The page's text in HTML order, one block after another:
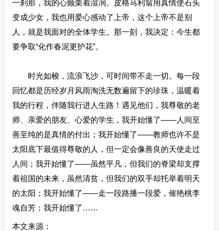
一刹那，我的心颤栗着湿润。皮格马利翁用真情使石头
变成少女，我也用爱心感动了上帝，这个上帝不是别
人，就是我面对的全体学生。那一刻，我决定：今生都
要争取“化作春泥更护花”。
时光如梭，流浪飞沙，可时间带不走一切。每一段
回忆都是历经岁月风雨淘洗无数遍留下的珍珠，温暖着
我的行程，伴随我行进人生路！遇见他们，我尊敬的老
师、亲爱的朋友、心爱的学生，我开始懂了――人间至
善至纯的是真情的付出；我开始懂了――教师也许不是
太阳底下最值得尊敬的人，但一定会像善良的天使走过
人间；我开始懂了――虽然平凡，但我们的脊梁却支撑
着祖国的未来，虽然清贫，但我们的双手却托举着明天
的太阳；我开始懂了――走一段路播一段爱，催艳桃李
魂自芳；我开始懂了……
本文来源：